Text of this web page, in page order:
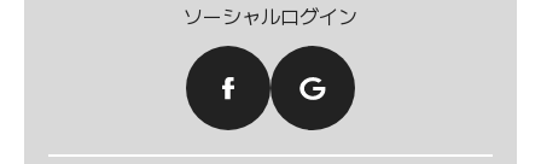
ソーシャルログイン